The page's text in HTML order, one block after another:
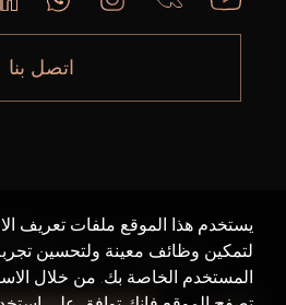
اتصل بنا
AX CAPITAL ©2026 جميع الحقوق محفوظة
سياسة الخصوصية خريطة الموقع
يستخدم هذا الموقع ملفات تعريف
لتمكين وظائف معينة ولتحسين
المستخدم الخاصة بك. من خلال